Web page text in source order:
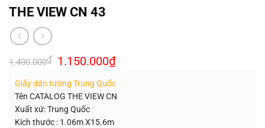
THE VIEW CN 43
1.400.000₫ Giá
gốc
1.400.000₫.
1.150.000₫Giá
hiện
là:
1.150.000₫.
Giấy dán tường Trung Quốc
Tên CATALOG THE VIEW CN
Xuất xứ: Trung Quốc
Kích thước : 1.06m X15.6m